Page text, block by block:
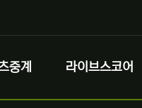
중계 라이브스코어